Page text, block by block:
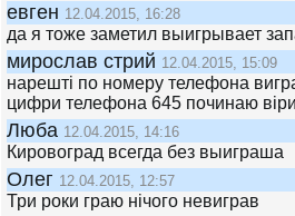
евген 12.04.2015, 16:28
да я тоже заметил выигрывает
мирослав стрий 12.04.2015, 15:09
нарешті по номеру телефона
цифри телефона 645 починаю
Люба 12.04.2015, 14:16
Кировоград всегда без выиграша
Олег 12.04.2015, 12:57
Три роки граю нічого невиграв